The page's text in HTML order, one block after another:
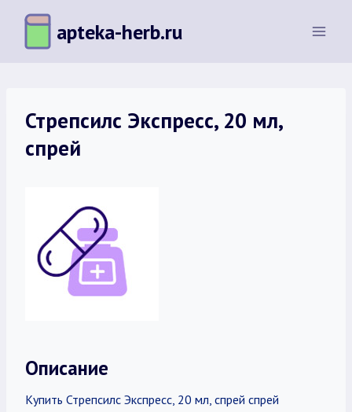
Перейти
содержимому
apteka-herb.ru
Стрепсилс Экспресс, 20 мл,
спрей
Описание
Купить Стрепсилс Экспресс, 20 мл, спрей спрей